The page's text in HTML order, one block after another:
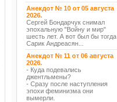
Анекдот № 10 от 05 августа
2026.
Сергей Бондарчук снимал
эпохальную "Войну и мир"
шесть лет. А вот был бы тогда
Сарик Андреасян...
Анекдот № 11 от 06 августа
2026.
- Куда подевались
джентльмены?
- Сразу после наступления
эпохи феминизма они
вымерли.